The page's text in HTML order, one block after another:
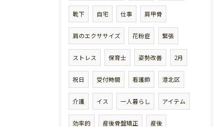
靴下 自宅 仕事 肩甲骨
肩のエクササイズ 花粉症 緊張
ストレス 保育士 姿勢改善 2月
祝日 受付時間 看護師 港北区
介護 イス 一人暮らし アイテム
効率的 産後骨盤矯正 産後